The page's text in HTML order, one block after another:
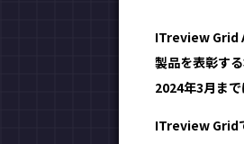
ITreview Grid
製品を表彰する
2024年3月ま
ITreview Grid